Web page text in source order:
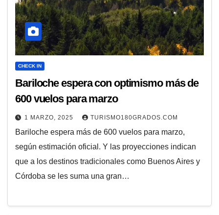
CHECK IN
Bariloche espera con optimismo más de
600 vuelos para marzo
1 MARZO, 2025 TURISMO180GRADOS.COM
Bariloche espera más de 600 vuelos para marzo,
según estimación oficial. Y las proyecciones indican
que a los destinos tradicionales como Buenos Aires y
Córdoba se les suma una gran…